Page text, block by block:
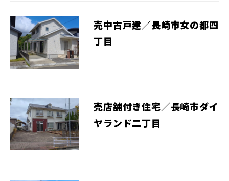
売中古戸建／長崎市女の都四
丁目
売店舗付き住宅／長崎市ダイ
ヤランド二丁目